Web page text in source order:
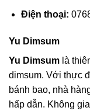
Điện thoại:
Yu Dimsum
Yu Dimsum là
dimsum. Với thực
bánh bao, nhà
hấp dẫn. Không